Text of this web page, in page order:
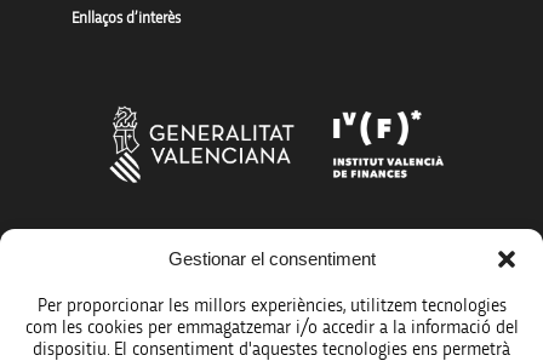
Gestionar el consentiment
Per proporcionar les millors experiències, utilitzem tecnologies
com les cookies per emmagatzemar i/o accedir a la informació del
dispositiu. El consentiment d'aquestes tecnologies ens permetrà
Enllaços d’interès
Més organismes de suport a la innovació